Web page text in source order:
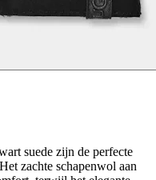
suede zijn de perfecte
zachte schapenwol aan